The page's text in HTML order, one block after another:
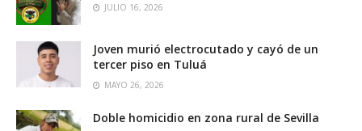
JULIO 16, 2026
Joven murió electrocutado y cayó de un
tercer piso en Tuluá
MAYO 26, 2026
Doble homicidio en zona rural de Sevilla